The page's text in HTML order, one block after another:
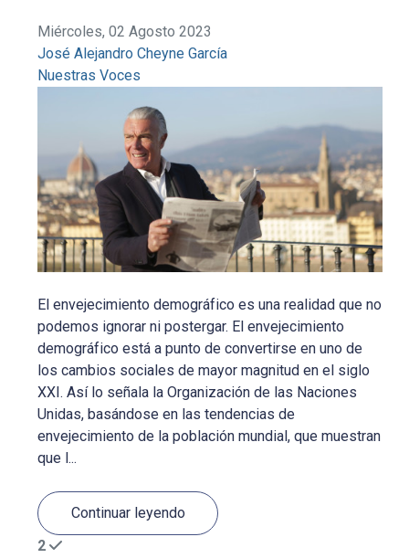
Miércoles, 02 Agosto 2023
José Alejandro Cheyne García
Nuestras Voces
El envejecimiento demográfico es una realidad que no
podemos ignorar ni postergar. El envejecimiento
demográfico está a punto de convertirse en uno de
los cambios sociales de mayor magnitud en el siglo
XXI. Así lo señala la Organización de las Naciones
Unidas, basándose en las tendencias de
envejecimiento de la población mundial, que muestran
que l...
Continuar leyendo
2